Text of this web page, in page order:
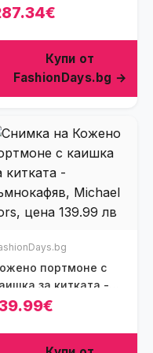
с метализиран
Купи от
FashionDays.bg →
портмоне с
за китката -